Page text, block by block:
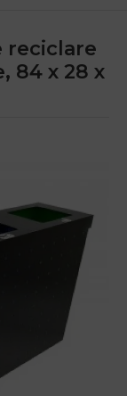
reciclare
84 x 28 x